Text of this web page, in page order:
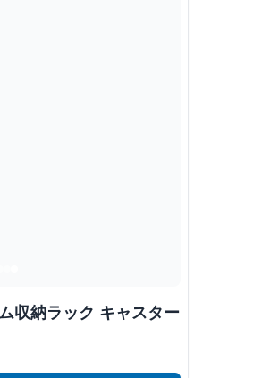
収納ラック キャスター